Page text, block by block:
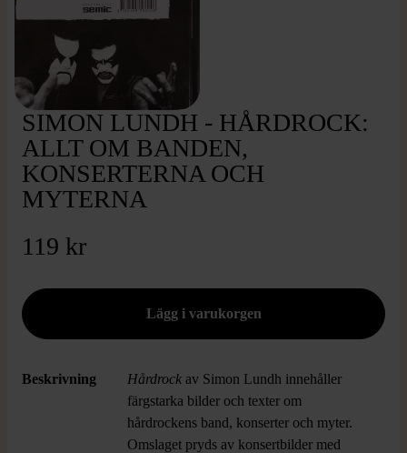
SIMON LUNDH - HÅRDROCK:
ALLT OM BANDEN,
KONSERTERNA OCH
MYTERNA
119 kr
Beskrivning Hårdrock av Simon Lundh innehåller
färgstarka bilder och texter om
hårdrockens band, konserter och myter.
Omslaget pryds av konsertbilder med